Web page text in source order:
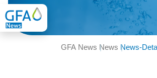
GFA News News News-